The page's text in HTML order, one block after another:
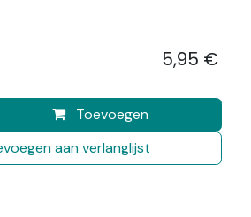
Toevoegen
aan verlanglijst
5,95 €